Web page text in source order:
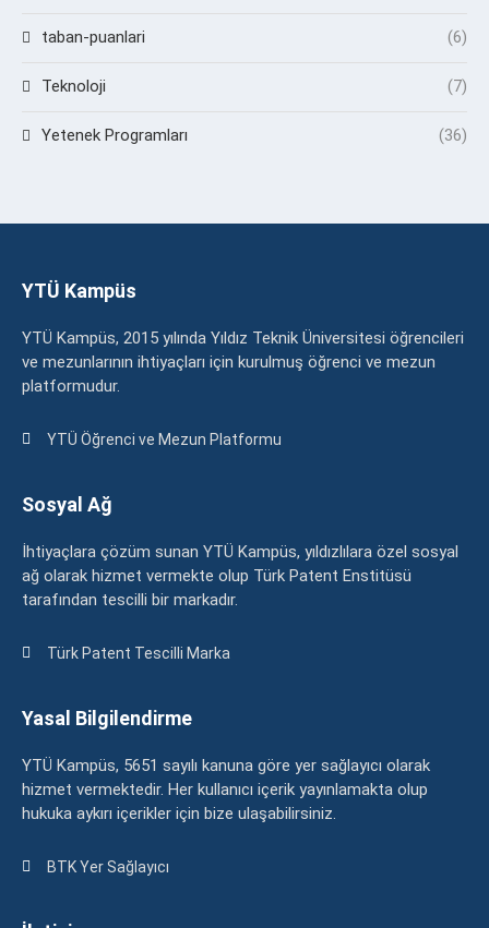
taban-puanlari (6)
Teknoloji (7)
Yetenek Programları (36)
YTÜ Kampüs
YTÜ Kampüs, 2015 yılında Yıldız Teknik Üniversitesi öğrencileri
ve mezunlarının ihtiyaçları için kurulmuş öğrenci ve mezun
platformudur.
YTÜ Öğrenci ve Mezun Platformu
Sosyal Ağ
İhtiyaçlara çözüm sunan YTÜ Kampüs, yıldızlılara özel sosyal
ağ olarak hizmet vermekte olup Türk Patent Enstitüsü
tarafından tescilli bir markadır.
Türk Patent Tescilli Marka
Yasal Bilgilendirme
YTÜ Kampüs, 5651 sayılı kanuna göre yer sağlayıcı olarak
hizmet vermektedir. Her kullanıcı içerik yayınlamakta olup
hukuka aykırı içerikler için bize ulaşabilirsiniz.
BTK Yer Sağlayıcı